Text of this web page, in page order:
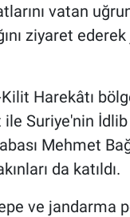
vatan
ziyaret
Harekâtı
ile Suriye'nin
Mehmet
da katıldı.
ve jandarma